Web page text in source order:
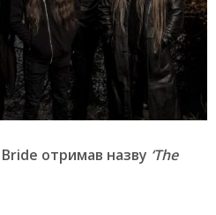
отримав назву ‘The